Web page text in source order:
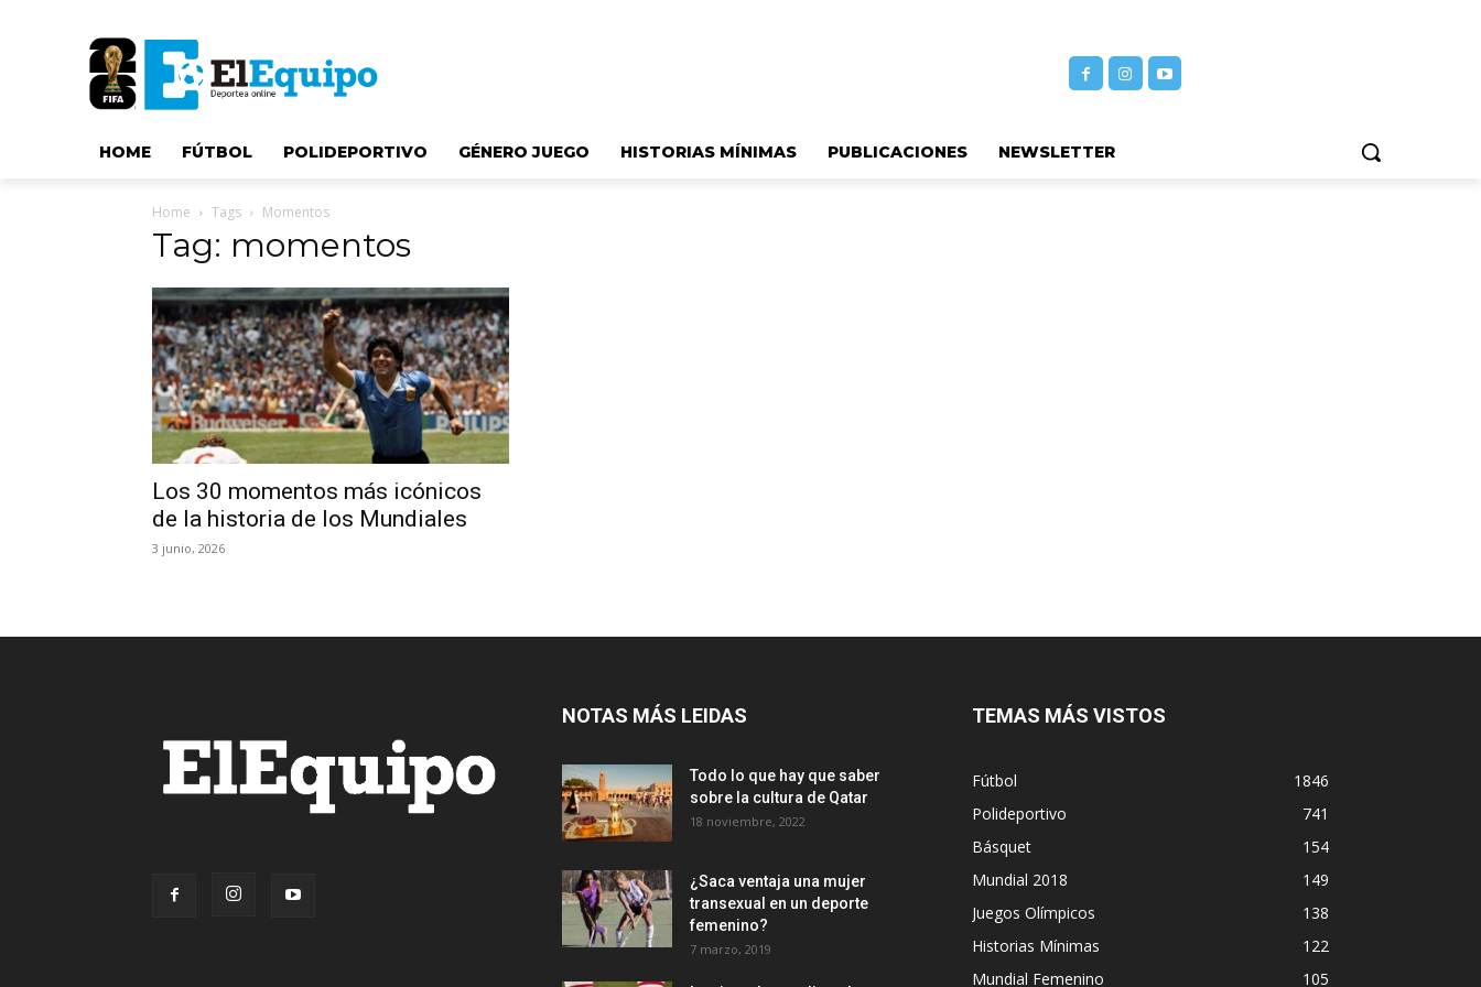
HOME FÚTBOL POLIDEPORTIVO GÉNERO JUEGO HISTORIAS MÍNIMAS PUBLICACIONES NEWSLETTER
Home Tags Momentos
Tag: momentos
Los 30 momentos más icónicos
de la historia de los Mundiales
3 junio, 2026
NOTAS MÁS LEIDAS
Todo lo que hay que saber
sobre la cultura de Qatar
18 noviembre, 2022
¿Saca ventaja una mujer
transexual en un deporte
femenino?
7 marzo, 2019
TEMAS MÁS VISTOS
Fútbol
1846
Polideportivo
741
Básquet
154
Mundial 2018
149
Juegos Olímpicos
138
Historias Mínimas
122
Mundial Femenino
105